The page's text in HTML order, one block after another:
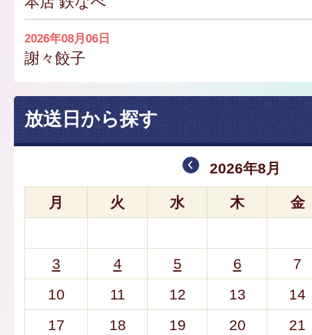
2026年08月06日
謝々餃子
放送日から探す
2026年8月
月 火 水 木 金
3 4 5 6
7
10
11 12 13
14
17
18 19 20
21